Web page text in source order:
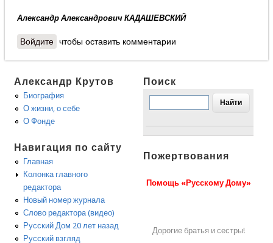
Александр Александрович КАДАШЕВСКИЙ
Войдите чтобы оставить комментарии
Александр Крутов
Биография
О жизни, о себе
О Фонде
Навигация по сайту
Главная
Колонка главного
редактора
Новый номер журнала
Слово редактора (видео)
Русский Дом 20 лет назад
Русский взгляд
Поиск
Пожертвования
Помощь «Русскому Дому»
Дорогие братья и сестры!